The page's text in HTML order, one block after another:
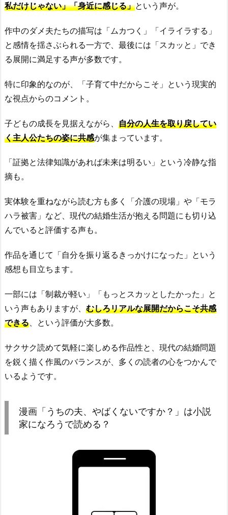
私だけじゃない」「身近に感じる」という声が。
作中のダメ夫たちの描写は「ムカつく」「イライラする」
と感情を揺さぶられる一方で、最後には「スカッと」でき
る展開に満足する声が多数です。
特に印象的なのが、「子育て中だからこそ」という現実的
な視点からのコメント。
子どもの成長を見据えながら、 自分の人生を取り戻してい
く主人公たちの姿に共感が集まっています。
「証拠と法律知識があれば未来は明るい」という冷静な指
摘も。
実体験を重ねながら読む方も多く「介護の現場」や「モラ
ハラ被害」など、現代の結婚生活が抱える問題にも切り込
んでいると評価する声も。
作品を通じて「自分を振り返るきっかけになった」という
感想も目立ちます。
一部には「制裁が軽い」「もっとスカッとしたかった」と
いう声もありますが、 むしろリアルな展開だからこそ共感
できる 、という評価が大多数。
サクサク読めて気軽に楽しめる作品性と、現代の結婚問題
を鋭く描く作風のバランスが、多くの読者の心をつかんで
いるようです。
漫画「うちの夫、やばくないですか？」は小説
家になろうで読める？